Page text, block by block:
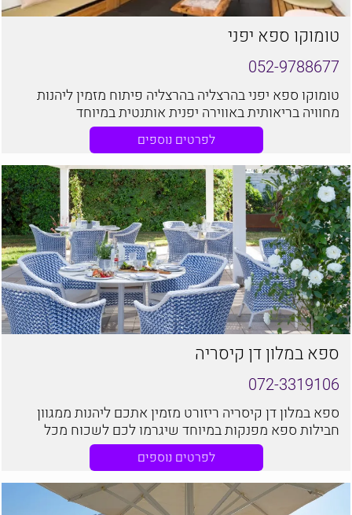
טומוקו ספא יפני
052-9788677
טומוקו ספא יפני בהרצליה בהרצליה פיתוח מזמין ליהנות
מחוויה בריאותית באווירה יפנית אותנטית במיוחד
לפרטים נוספים
ספא במלון דן קיסריה
072-3319106
ספא במלון דן קיסריה ריזורט מזמין אתכם ליהנות ממגוון
חבילות ספא מפנקות במיוחד שיגרמו לכם לשכוח מכל
הצרות ולהרגע.
לפרטים נוספים